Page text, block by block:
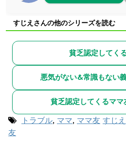
すじえさんの他のシリーズを読む
貧乏認定してく
悪気がない&常識もない
貧乏認定してくるママ
トラブル, ママ, ママ友 すじえ
友